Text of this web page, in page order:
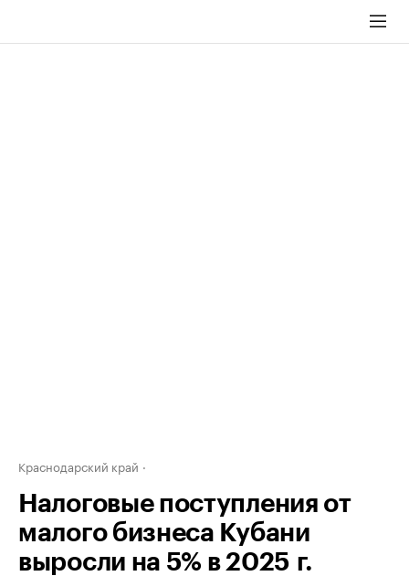
Краснодарский край
Налоговые поступления от
малого бизнеса Кубани
выросли на 5% в 2025 г.